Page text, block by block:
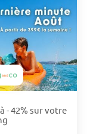
- 42% sur votre